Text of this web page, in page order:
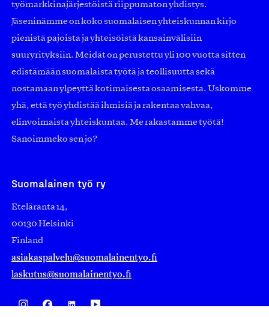
työmarkkinajärjestöistä riippumaton yhdistys.
Jäseninämme on koko suomalaisen yhteiskunnan kirjo
pienistä pajoista ja yhteisöistä kansainvälisiin
suuryrityksiin. Meidät on perustettu yli 100 vuotta sitten
edistämään suomalaista työtä ja teollisuutta sekä
nostamaan ylpeyttä kotimaisesta osaamisesta. Uskomme
yhä, että työ yhdistää ihmisiä ja rakentaa vahvaa,
elinvoimaista yhteiskuntaa. Me rakastamme työtä!
Sanoimmeko sen jo?
Suomalainen työ ry
Eteläranta 14,
00130 Helsinki
Finland
asiakaspalvelu@suomalainentyo.fi
laskutus@suomalainentyo.fi